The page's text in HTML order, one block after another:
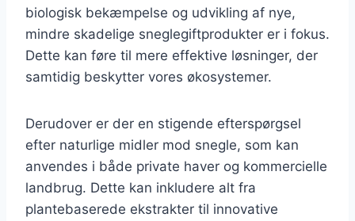
biologisk bekæmpelse og udvikling af nye,
mindre skadelige sneglegiftprodukter er i fokus.
Dette kan føre til mere effektive løsninger, der
samtidig beskytter vores økosystemer.
Derudover er der en stigende efterspørgsel
efter naturlige midler mod snegle, som kan
anvendes i både private haver og kommercielle
landbrug. Dette kan inkludere alt fra
plantebaserede ekstrakter til innovative